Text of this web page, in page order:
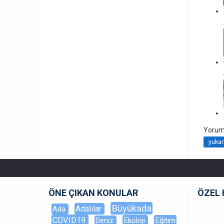
ÖNE ÇIKAN KONULAR
Ada Adalılar Büyükada
COVID19 Deniz Ekoloji Eğitim
ÖZEL